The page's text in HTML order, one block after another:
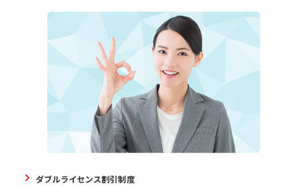
ダブルライセンス割引制度